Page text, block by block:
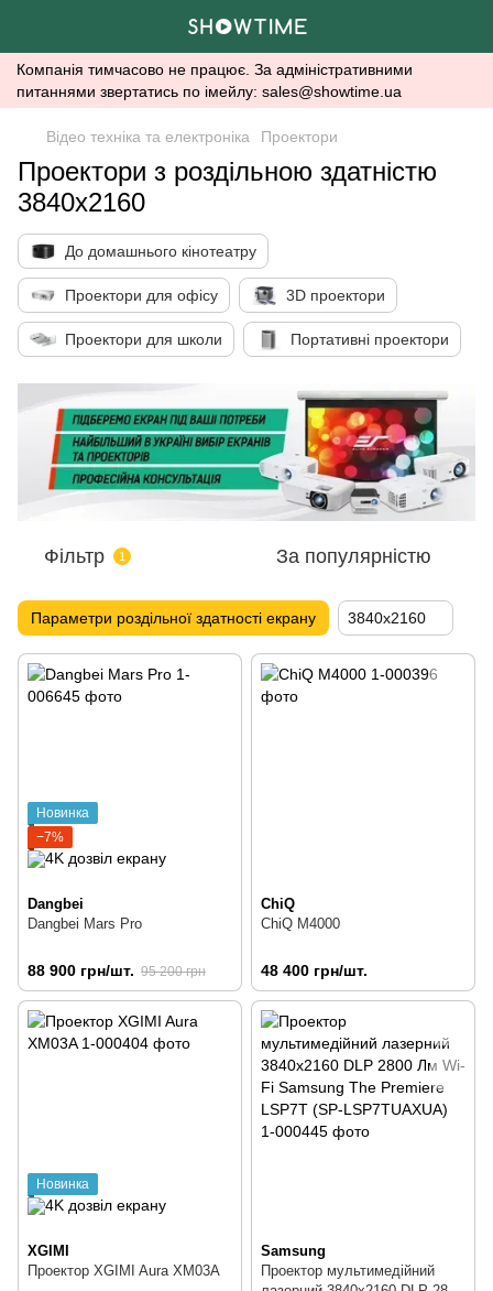
Компанія тимчасово не працює. За адміністративними
питаннями звертатись по імейлу: sales@showtime.ua
Відео техніка та електроніка Проектори
Проектори з роздільною здатністю
3840x2160
До домашнього кінотеатру
Проектори для офісу 3D проектори
Проектори для школи Портативні проектори
Фільтр 1 За популярністю
Параметри роздільної здатності екрану 3840x2160
Новинка
−7%
Dangbei
Dangbei Mars Pro
88 900 грн/шт. 95 200 грн
ChiQ
ChiQ M4000
48 400 грн/шт.
Новинка
XGIMI
Проектор XGIMI Aura XM03A
Samsung
Проектор мультимедійний